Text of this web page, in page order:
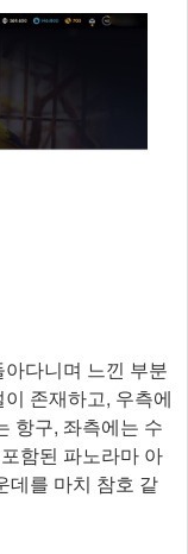
다니며 느낀 부분
존재하고, 우측에
항구, 좌측에는 수
함된 파노라마 아
데를 마치 참호 같